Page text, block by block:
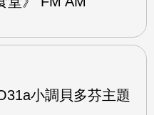
小調貝多芬主題